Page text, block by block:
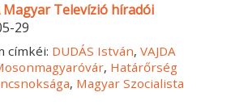
Magyar Televízió híradói
29
címkéi: DUDÁS István,VAJDA
, Határőrség
, Magyar Szocialista